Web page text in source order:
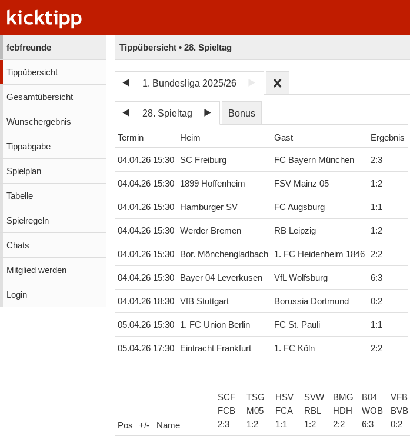
fcbfreunde
Tippübersicht
Gesamtübersicht
Wunschergebnis
Tippabgabe
Spielplan
Tabelle
Spielregeln
Chats
Mitglied werden
Login
Tippübersicht • 28. Spieltag
1. Bundesliga 2025/26
28. Spieltag Bonus
Termin Heim Gast Ergebnis
04.04.26 15:30 SC Freiburg FC Bayern München 2:3
04.04.26 15:30 1899 Hoffenheim FSV Mainz 05 1:2
04.04.26 15:30 Hamburger SV FC Augsburg 1:1
04.04.26 15:30 Werder Bremen RB Leipzig 1:2
04.04.26 15:30 Bor. Mönchengladbach 1. FC Heidenheim 1846 2:2
04.04.26 15:30 Bayer 04 Leverkusen VfL Wolfsburg 6:3
04.04.26 18:30 VfB Stuttgart Borussia Dortmund 0:2
05.04.26 15:30 1. FC Union Berlin FC St. Pauli 1:1
05.04.26 17:30 Eintracht Frankfurt 1. FC Köln 2:2
Pos +/- Name
SCF
FCB
2:3
TSG
M05
1:2
HSV
FCA
1:1
SVW
RBL
1:2
BMG
HDH
2:2
B04
WOB
6:3
VFB
BVB
0:2